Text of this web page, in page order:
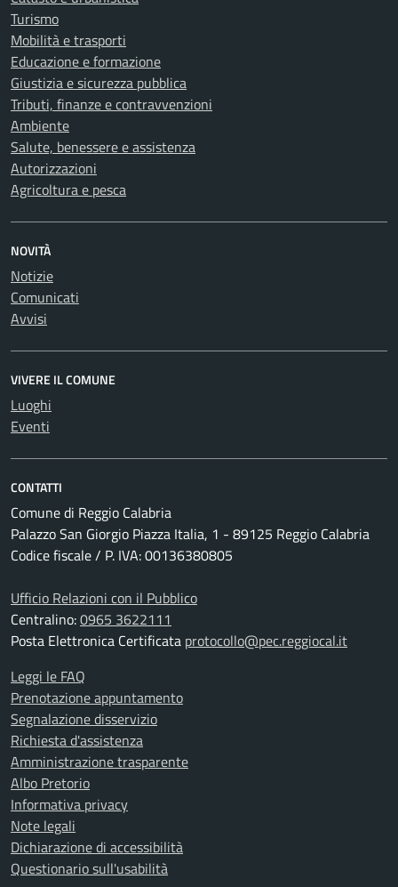
Turismo
Mobilità e trasporti
Educazione e formazione
Giustizia e sicurezza pubblica
Tributi, finanze e contravvenzioni
Ambiente
Salute, benessere e assistenza
Autorizzazioni
Agricoltura e pesca
NOVITÀ
Notizie
Comunicati
Avvisi
VIVERE IL COMUNE
Luoghi
Eventi
CONTATTI
Comune di Reggio Calabria
Palazzo San Giorgio Piazza Italia, 1 - 89125 Reggio Calabria
Codice fiscale / P. IVA: 00136380805
Ufficio Relazioni con il Pubblico
Centralino:0965 3622111
Posta Elettronica Certificata protocollo@pec.reggiocal.it
Leggi le FAQ
Prenotazione appuntamento
Segnalazione disservizio
Richiesta d'assistenza
Amministrazione trasparente
Albo Pretorio
Informativa privacy
Note legali
Dichiarazione di accessibilità
Questionario sull'usabilità